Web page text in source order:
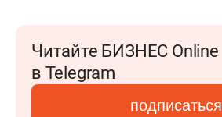
Читайте БИЗНЕС Online
в Telegram
подписаться